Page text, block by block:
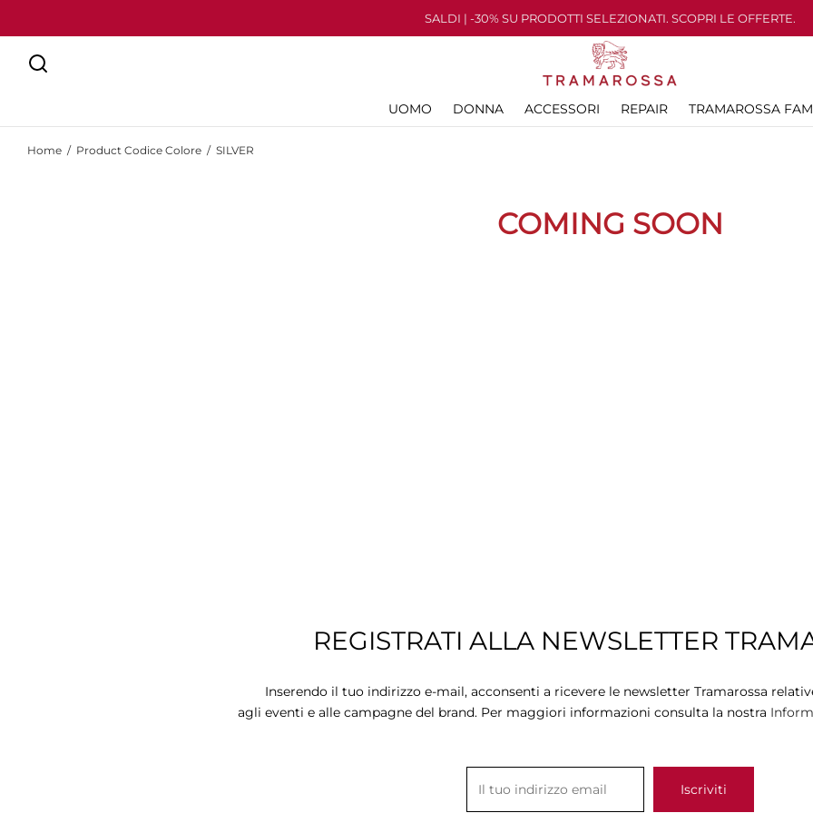
SALDI | -30% SU PRODOTTI SELEZIONATI. SCOPRI LE OFFERTE.
UOMO DONNA ACCESSORI REPAIR TRAMAROSSA
Home / Product Codice Colore / SILVER
COMING SOON
REGISTRATI ALLA NEWSLETTER
Inserendo il tuo indirizzo e-mail, acconsenti a ricevere le newsletter Tramarossa
agli eventi e alle campagne del brand. Per maggiori informazioni consulta la nostra